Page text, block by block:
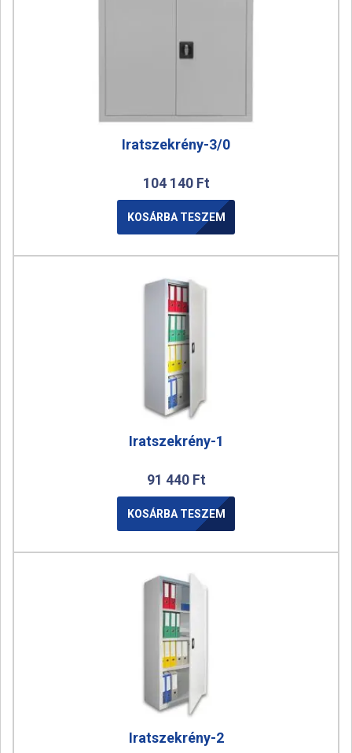
Iratszekrény-3/0
104 140 Ft
KOSÁRBA TESZEM
Iratszekrény-1
91 440 Ft
KOSÁRBA TESZEM
Iratszekrény-2